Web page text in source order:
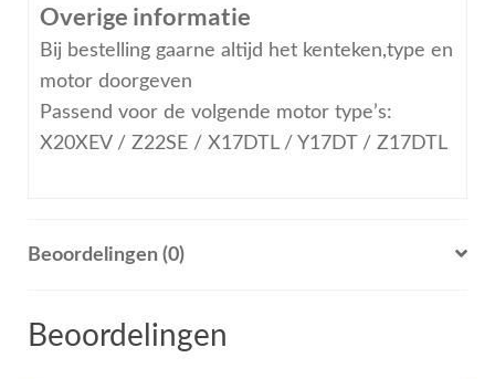
Overige informatie
Bij bestelling gaarne altijd het kenteken,type en
motor doorgeven
Passend voor de volgende motor type’s:
X20XEV / Z22SE / X17DTL / Y17DT / Z17DTL
Beoordelingen (0)
Beoordelingen